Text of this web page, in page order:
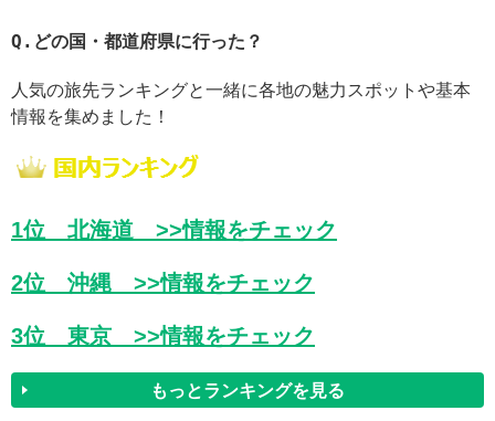
Q. どの国・都道府県に行った？
人気の旅先ランキングと一緒に各地の魅力スポットや基本
情報を集めました！
1位 北海道 >>情報をチェック
2位 沖縄 >>情報をチェック
3位 東京 >>情報をチェック
もっとランキングを見る